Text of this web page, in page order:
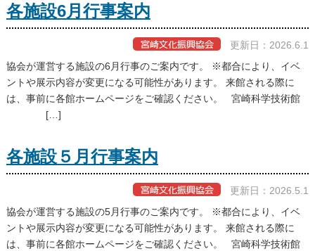
各施設6月行事案内
更新日：2026.6.1
協会が運営する施設の6月行事のご案内です。 ※都合により、イベ
ントや展示内容が変更になる可能性があります。 来館される際に
は、事前に各館ホームページをご確認ください。 宮崎科学技術館
[…]
各施設５月行事案内
更新日：2026.5.1
協会が運営する施設の5月行事のご案内です。 ※都合により、イベ
ントや展示内容が変更になる可能性があります。 来館される際に
は、事前に各館ホームページをご確認ください。 宮崎科学技術館